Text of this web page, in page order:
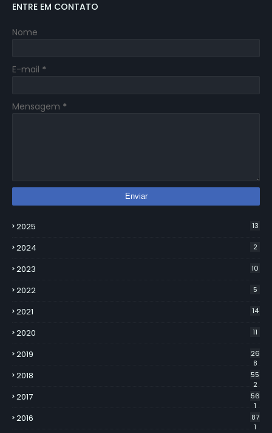
ENTRE EM CONTATO
Nome
E-mail *
Mensagem *
2025 13
2024 2
2023 10
2022 5
2021 14
2020 11
2019
26
8
2018
55
2
2017
56
1
2016
87
1